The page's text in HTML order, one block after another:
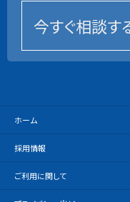
今すぐ相談す
ホーム
採用情報
ご利用に関して